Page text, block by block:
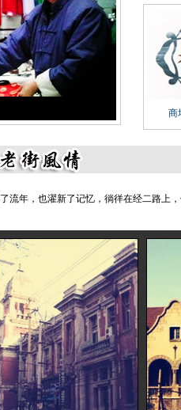
商
流年，也濯新了记忆，徜徉在经二路上